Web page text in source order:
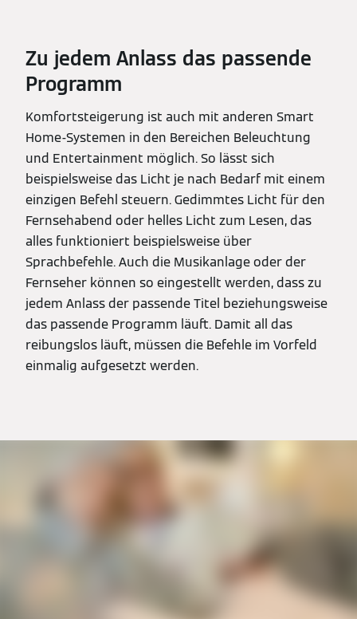
Zu jedem Anlass das passende
Programm
Komfortsteigerung ist auch mit anderen Smart
Home-Systemen in den Bereichen Beleuchtung
und Entertainment möglich. So lässt sich
beispielsweise das Licht je nach Bedarf mit einem
einzigen Befehl steuern. Gedimmtes Licht für den
Fernsehabend oder helles Licht zum Lesen, das
alles funktioniert beispielsweise über
Sprachbefehle. Auch die Musikanlage oder der
Fernseher können so eingestellt werden, dass zu
jedem Anlass der passende Titel beziehungsweise
das passende Programm läuft. Damit all das
reibungslos läuft, müssen die Befehle im Vorfeld
einmalig aufgesetzt werden.